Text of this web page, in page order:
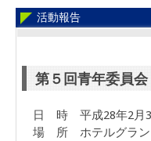
活動報告
第５回青年委員会
日 時 平成28年2月3
場 所 ホテルグラン